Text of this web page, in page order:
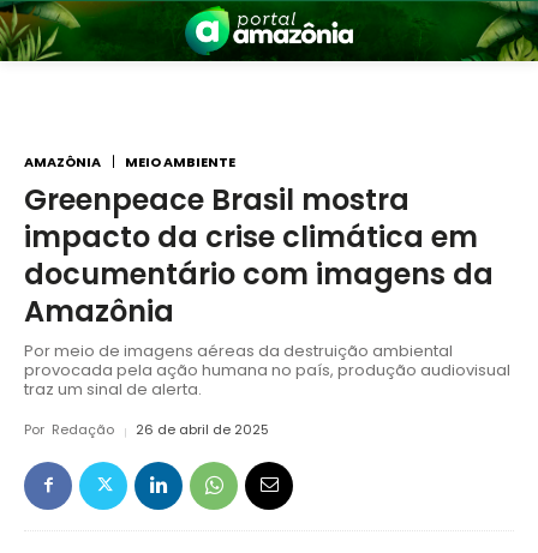
AMAZÔNIA MEIO AMBIENTE
Greenpeace Brasil mostra
impacto da crise climática em
documentário com imagens da
Amazônia
Por meio de imagens aéreas da destruição ambiental
provocada pela ação humana no país, produção audiovisual
traz um sinal de alerta.
Por Redação 26 de abril de 2025